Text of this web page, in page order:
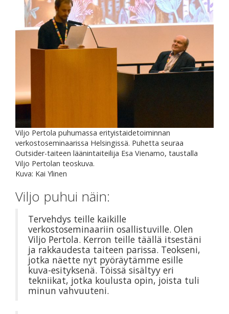
Viljo Pertola puhumassa erityistaidetoiminnan
verkostoseminaarissa Helsingissä. Puhetta seuraa
Outsider-taiteen läänintaiteilija Esa Vienamo, taustalla
Viljo Pertolan teoskuva.
Kuva: Kai Ylinen
Viljo puhui näin:
Tervehdys teille kaikille
verkostoseminaariin osallistuville. Olen
Viljo Pertola. Kerron teille täällä itsestäni
ja rakkaudesta taiteen parissa. Teokseni,
jotka näette nyt pyöräytämme esille
kuva-esityksenä. Töissä sisältyy eri
tekniikat, jotka koulusta opin, joista tuli
minun vahvuuteni.